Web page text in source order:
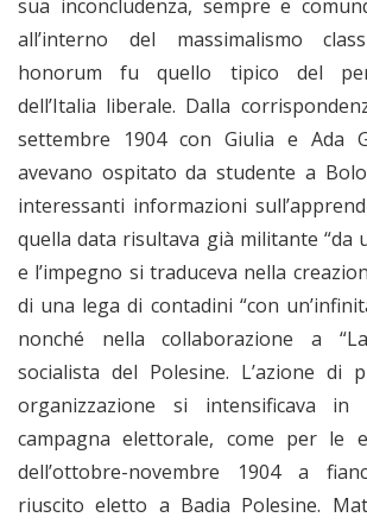
sua inconcludenza, sempre e
all’interno del massimalismo
honorum fu quello tipico del
dell’Italia liberale. Dalla
settembre 1904 con Giulia e Ada
avevano ospitato da studente a
interessanti informazioni
quella data risultava già militante “da
e l’impegno si traduceva nella
di una lega di contadini “con
nonché nella collaborazione a
socialista del Polesine. L’azione di
organizzazione si intensificava in
campagna elettorale, come per le
dell’ottobre-novembre 1904 a
riuscito eletto a Badia Polesine.